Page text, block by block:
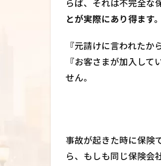
らば、それは不完全な
とが実際にあり得ます。
『元請けに言われたか
『お客さまが加入し
せん。
事故が起きた時に保険
ら、もしも同じ保険会